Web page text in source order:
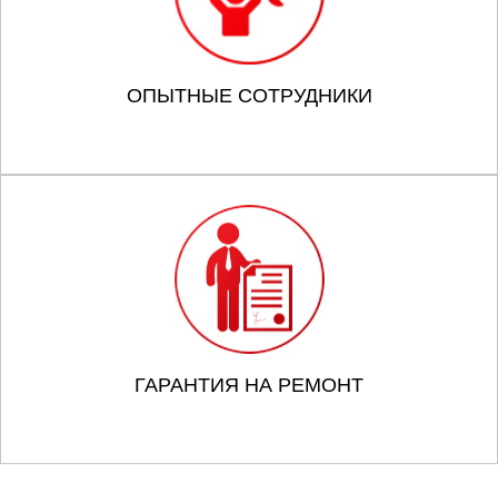
ОПЫТНЫЕ СОТРУДНИКИ
ГАРАНТИЯ НА РЕМОНТ